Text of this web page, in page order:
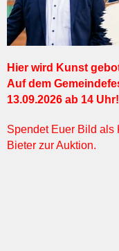
Hier wird Kunst
Auf dem
13.09.2026 ab 14 Uhr!
Spendet Euer Bild als
Bieter zur Auktion.